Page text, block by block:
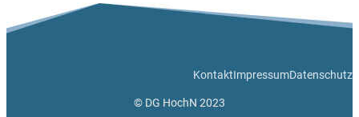
KontaktImpressumDatenschutz
© DG HochN 2023